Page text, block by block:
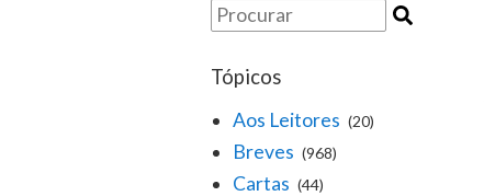
Tópicos
Aos Leitores (20)
Breves (968)
Cartas (44)